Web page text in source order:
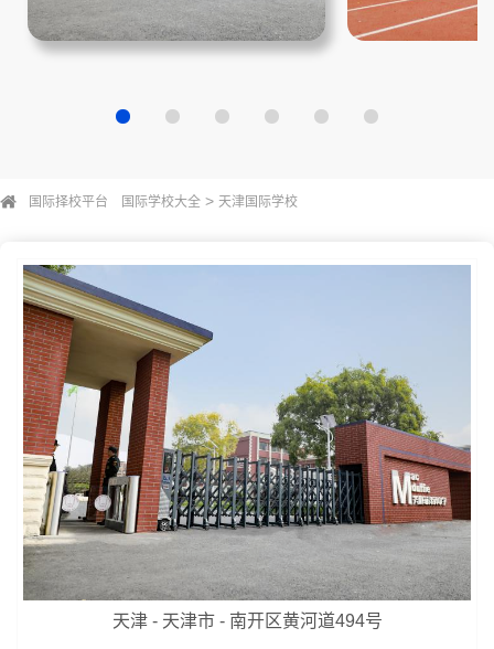
国际择校平台 国际学校大全 > 天津国际学校
天津 - 天津市 - 南开区黄河道494号